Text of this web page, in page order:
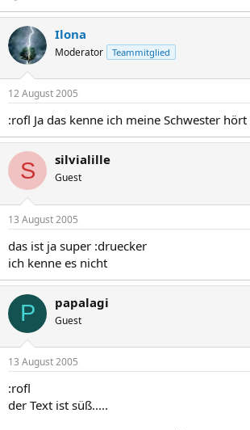
Ilona
Moderator Teammitglied
12 August 2005
:rofl Ja das kenne ich meine Schwester
S silvialille
Guest
13 August 2005
das ist ja super :druecker
ich kenne es nicht
P papalagi
Guest
13 August 2005
:rofl
der Text ist süß.....